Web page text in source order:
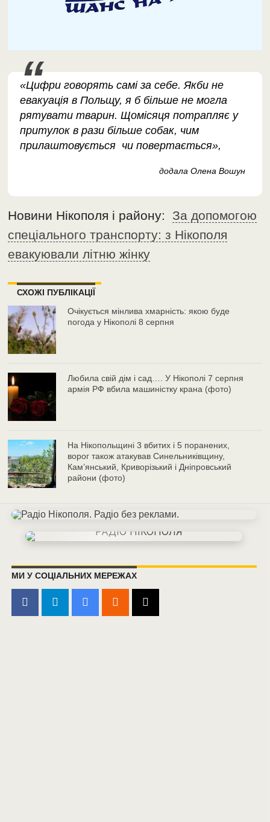
«Цифри говорять самі за себе. Якби не
евакуація в Польщу, я б більше не могла
рятувати тварин. Щомісяця потрапляє у
притулок в рази більше собак, чим
прилаштовується чи повертається»,
додала Олена Вошун
Новини Нікополя і району: За допомогою
спеціального транспорту: з Нікополя
евакуювали літню жінку
СХОЖІ ПУБЛІКАЦІЇ
Очікується мінлива хмарність: якою буде
погода у Нікополі 8 серпня
Любила свій дім і сад…. У Нікополі 7 серпня
армія РФ вбила машиністку крана (фото)
На Нікопольщині 3 вбитих і 5 поранених,
ворог також атакував Синельниківщину,
Кам’янський, Криворізький і Дніпровський
райони (фото)
МИ У СОЦІАЛЬНИХ МЕРЕЖАХ